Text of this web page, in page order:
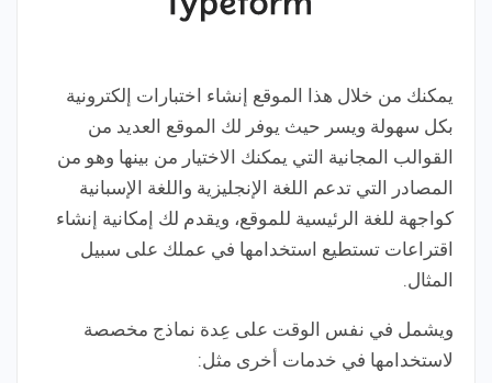
يمكنك من خلال هذا الموقع إنشاء اختبارات إلكترونية
بكل سهولة ويسر حيث يوفر لك الموقع العديد من
القوالب المجانية التي يمكنك الاختيار من بينها وهو من
المصادر التي تدعم اللغة الإنجليزية واللغة الإسبانية
كواجهة للغة الرئيسية للموقع، ويقدم لك إمكانية إنشاء
اقتراعات تستطيع استخدامها في عملك على سبيل
المثال.
ويشمل في نفس الوقت على عِدة نماذج مخصصة
لاستخدامها في خدمات أخرى مثل: